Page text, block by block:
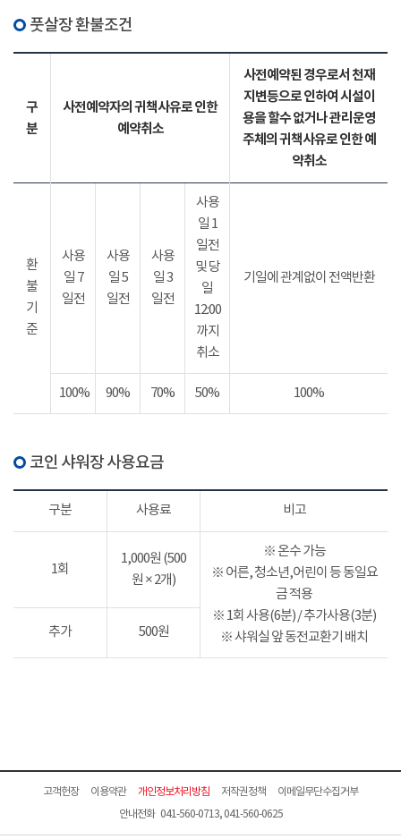
풋살장 환불조건
구
분
사전예약자의 귀책사유로 인한
예약취소
사전예약된 경우로서 천재
지변등으로 인하여 시설이
용을 할수 없거나 관리운영
주체의 귀책사유로 인한 예
약취소
환
불
기
준
사용
일 7
일전
사용
일 5
일전
사용
일 3
일전
사용
일 1
일전
및 당
일
12:00
까지
취소
기일에 관계없이 전액반환
100% 90% 70% 50% 100%
코인 샤워장 사용요금
구분 사용료 비고
1회
1,000원 (500
원 × 2개)
※ 온수 가능
※ 어른, 청소년,어린이 등 동일요
금 적용
※ 1회 사용(6분) / 추가사용(3분)
※ 샤워실 앞 동전교환기 배치
추가 500원
고객헌장 이용약관 개인정보처리방침 저작권정책
이메일무단수집거부
안내전화 041-560-0713, 041-560-0625